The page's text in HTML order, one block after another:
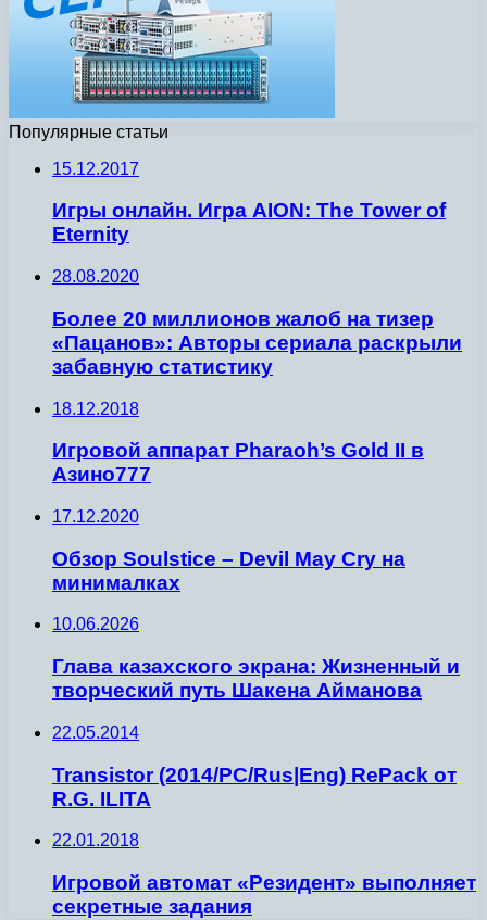
Популярные статьи
15.12.2017
Игры онлайн. Игра AION: The Tower of
Eternity
28.08.2020
Более 20 миллионов жалоб на тизер
«Пацанов»: Авторы сериала раскрыли
забавную статистику
18.12.2018
Игровой аппарат Pharaoh’s Gold II в
Азино777
17.12.2020
Обзор Soulstice – Devil May Cry на
минималках
10.06.2026
Глава казахского экрана: Жизненный и
творческий путь Шакена Айманова
22.05.2014
Transistor (2014/PC/Rus|Eng) RePack от
R.G. ILITA
22.01.2018
Игровой автомат «Резидент» выполняет
секретные задания